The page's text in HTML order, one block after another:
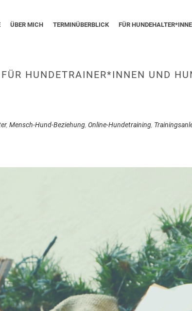
ÜBER MICH TERMINÜBERBLICK FÜR
HUNDETRAINER*INNEN UND
, Mensch-Hund-Beziehung, Online-Hundetraining,